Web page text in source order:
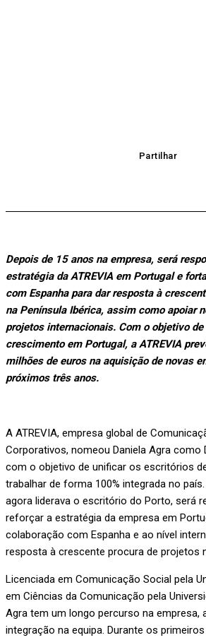
Partilhar
Depois de 15 anos na empresa, será
estratégia da ATREVIA em Portugal e
com Espanha para dar resposta à
na Península Ibérica, assim como apoiar
projetos internacionais. Com o objetivo
crescimento em Portugal, a ATREVIA
milhões de euros na aquisição de novas
próximos três anos.
A ATREVIA, empresa global de
Corporativos, nomeou Daniela Agra como
com o objetivo de unificar os escritórios
trabalhar de forma 100% integrada no
agora liderava o escritório do Porto, será
reforçar a estratégia da empresa em
colaboração com Espanha e ao nível
resposta à crescente procura de projetos
Licenciada em Comunicação Social pela
em Ciências da Comunicação pela
Agra tem um longo percurso na empresa,
integração na equipa. Durante os